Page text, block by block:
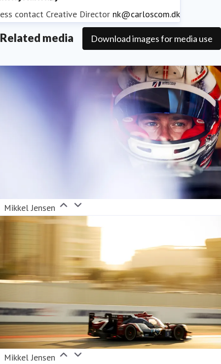
contact Creative Director nk@carloscom.dk
Related media Download images for media use
Mikkel Jensen
Mikkel Jensen